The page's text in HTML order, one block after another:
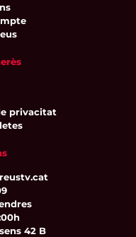
privacitat
42 B